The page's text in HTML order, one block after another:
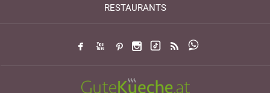
RESTAURANTS